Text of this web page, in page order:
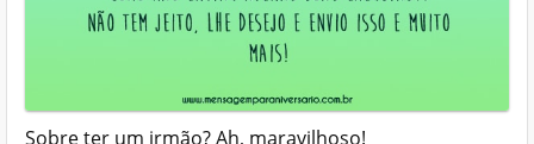
Sobre ter um irmão? Ah, maravilhoso!